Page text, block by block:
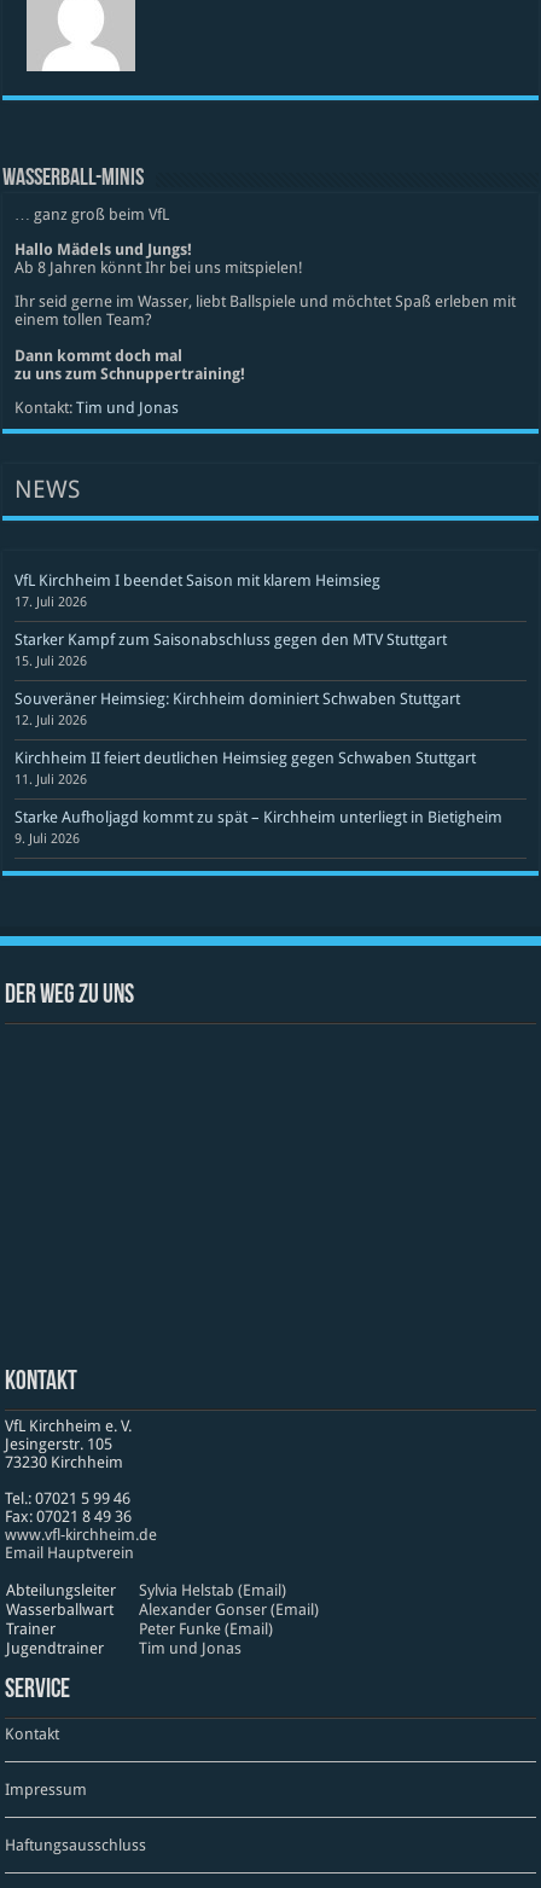
WASSERBALL-MINIS
… ganz groß beim VfL
Hallo Mädels und Jungs!
Ab 8 Jahren könnt Ihr bei uns mitspielen!
Ihr seid gerne im Wasser, liebt Ballspiele und möchtet Spaß erleben mit
einem tollen Team?
Dann kommt doch mal
zu uns zum Schnuppertraining!
Kontakt:Tim und Jonas
NEWS
VfL Kirchheim I beendet Saison mit klarem Heimsieg
17. Juli 2026
Starker Kampf zum Saisonabschluss gegen den MTV Stuttgart
15. Juli 2026
Souveräner Heimsieg: Kirchheim dominiert Schwaben Stuttgart
12. Juli 2026
Kirchheim II feiert deutlichen Heimsieg gegen Schwaben Stuttgart
11. Juli 2026
Starke Aufholjagd kommt zu spät – Kirchheim unterliegt in Bietigheim
9. Juli 2026
Der Weg zu uns
Kontakt
VfL Kirchheim e. V.
Jesinger­str. 105
73230 Kirch­heim
Tel.: 07021 5 99 46
Fax: 07021 8 49 36
www​.vfl​-kirch​heim​.de
Email Hauptverein
Abteilungsleiter
Sylvia Helstab (Email)
Wasserballwart
Alexander Gonser (Email)
Trainer
Peter Funke (Email)
Jugendtrainer
Tim und Jonas
Service
Kontakt
Impressum
Haftungsausschluss